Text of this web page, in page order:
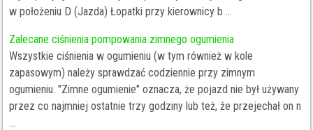
w położeniu D (Jazda) Łopatki przy kierownicy b ...
Zalecane ciśnienia pompowania zimnego ogumienia
Wszystkie ciśnienia w ogumieniu (w tym również w kole
zapasowym) należy sprawdzać codziennie przy zimnym
ogumieniu. "Zimne ogumienie" oznacza, że pojazd nie był używany
przez co najmniej ostatnie trzy godziny lub też, że przejechał on n
...